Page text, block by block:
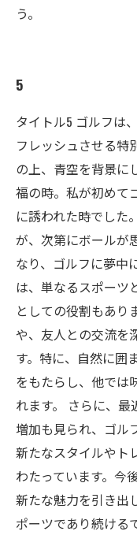
う。
5
タイトル5 ゴルフは
フレッシュさせる特
の上、青空を背景に
福の時。私が初めて
に誘われた時でした
が、次第にボールが
なり、ゴルフに夢中
は、単なるスポーツ
としての役割もあり
や、友人との交流を
す。特に、自然に囲
をもたらし、他では
れます。 さらに、
増加も見られ、ゴル
新たなスタイルやト
わたっています。今
新たな魅力を引き出
ポーツであり続ける